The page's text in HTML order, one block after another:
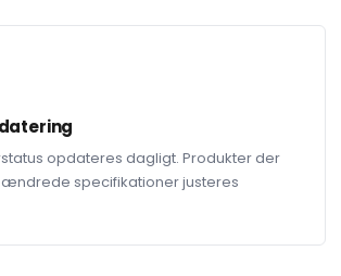
opdateres dagligt. Produkter der
specifikationer justeres